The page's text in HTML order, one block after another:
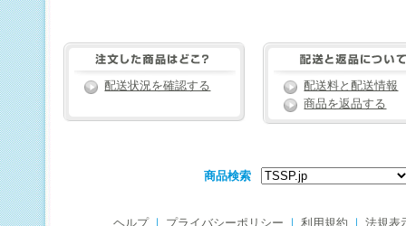
配送状況を確認する
配送料と配送情報
商品を返品する
商品検索
ヘルプ プライバシーポリシー 利用規約
法規表